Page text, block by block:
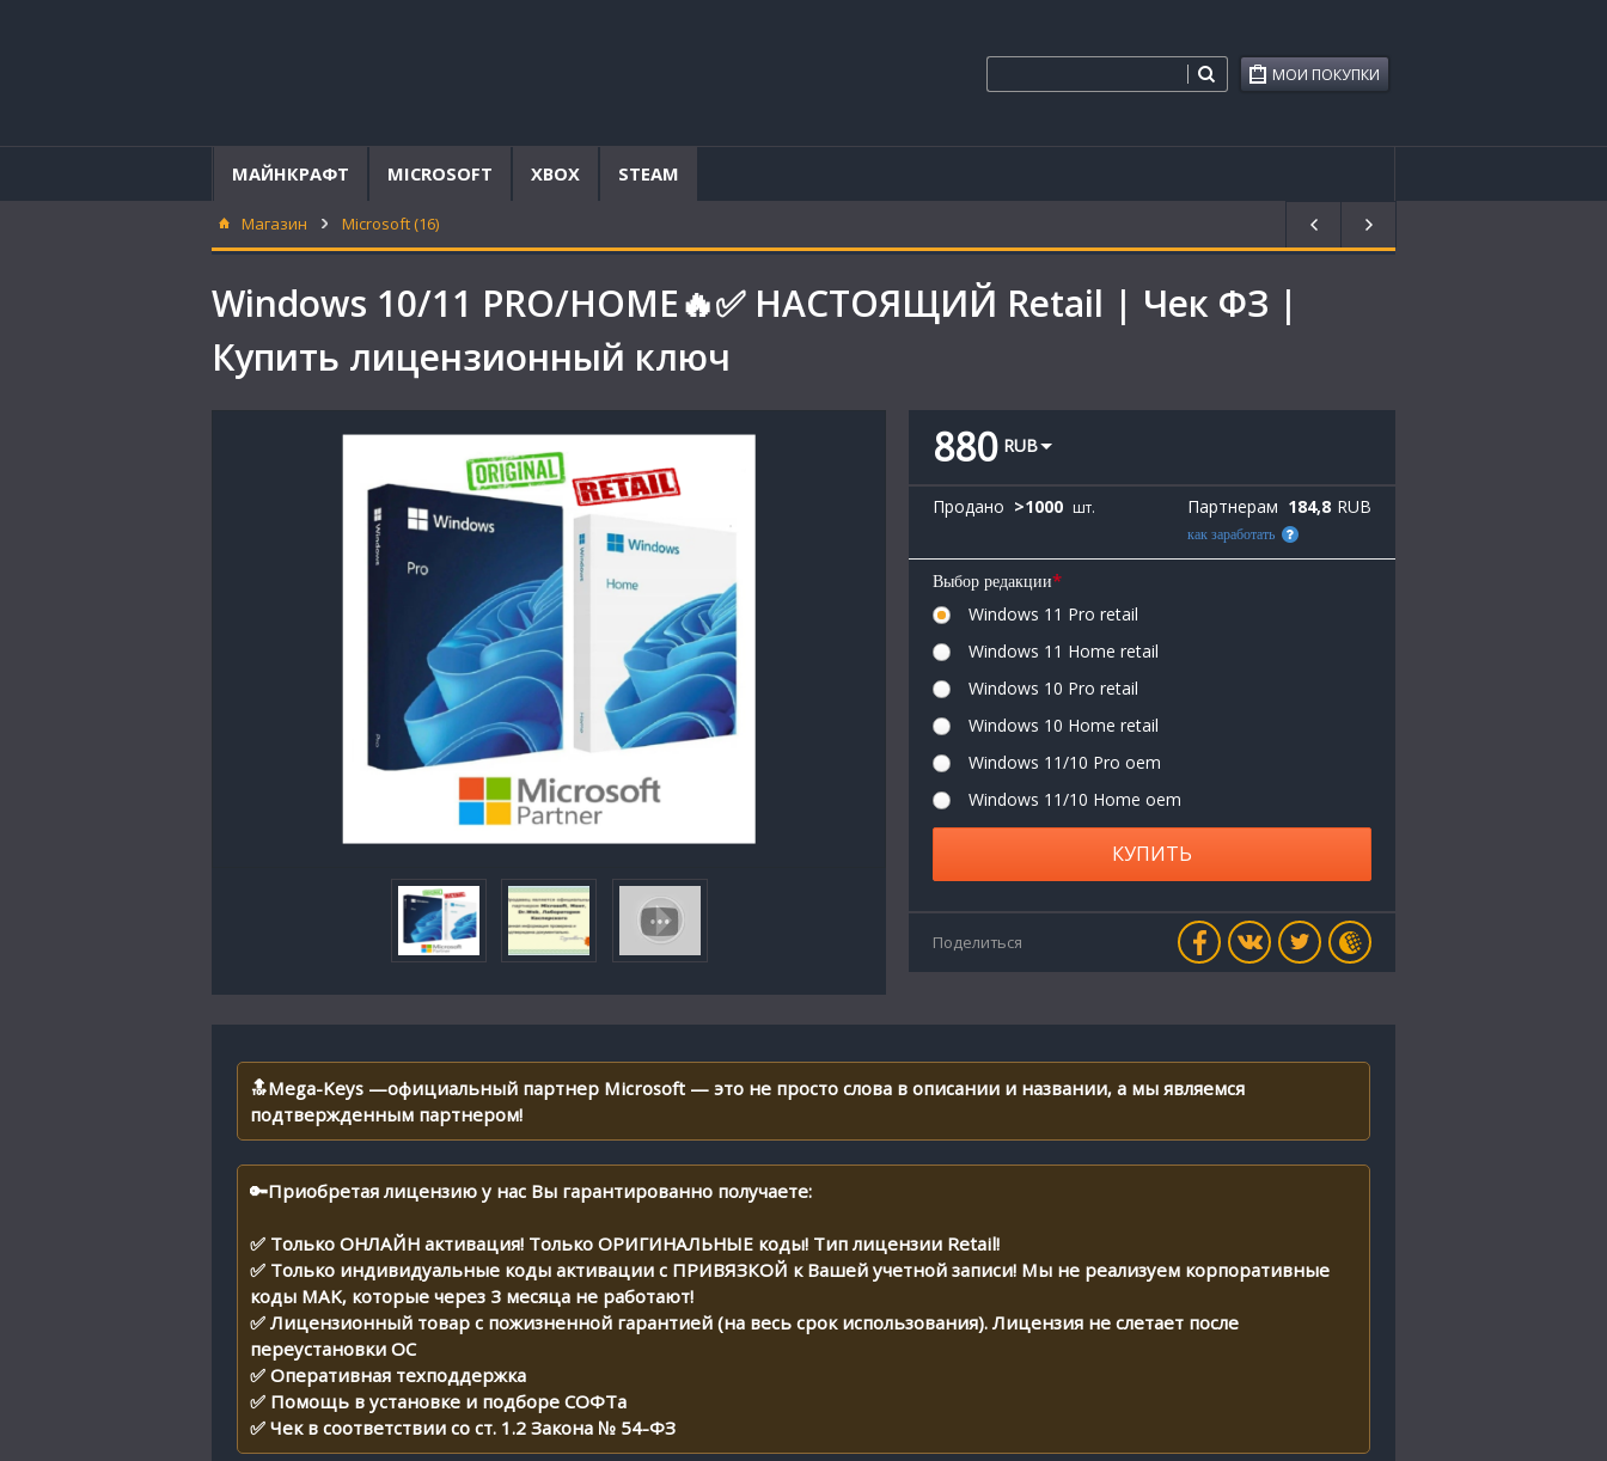
МОИ ПОКУПКИ
МАЙНКРАФТ MICROSOFT XBOX STEAM
Магазин Microsoft (16)
Windows 10/11 PRO/HOME🔥✅ НАСТОЯЩИЙ Retail | Чек ФЗ |
Купить лицензионный ключ
880 RUB
Продано >1000 шт. Партнерам 184,8 RUB
как заработать
Выбор редакции*
Windows 11 Pro retail
Windows 11 Home retail
Windows 10 Pro retail
Windows 10 Home retail
Windows 11/10 Pro oem
Windows 11/10 Home oem
КУПИТЬ
Поделиться
🔝Mega-Keys —официальный партнер Microsoft — это не просто слова в описании и названии, а мы являемся
подтвержденным партнером!
🔑Приобретая лицензию у нас Вы гарантированно получаете:
✅ Только ОНЛАЙН активация! Только ОРИГИНАЛЬНЫЕ коды! Тип лицензии Retail!
✅ Только индивидуальные коды активации с ПРИВЯЗКОЙ к Вашей учетной записи! Мы не реализуем корпоративные
коды MAK, которые через 3 месяца не работают!
✅ Лицензионный товар с пожизненной гарантией (на весь срок использования). Лицензия не слетает после
переустановки ОС
✅ Оперативная техподдержка
✅ Помощь в установке и подборе СОФТа
✅ Чек в соответствии со ст. 1.2 Закона № 54-ФЗ